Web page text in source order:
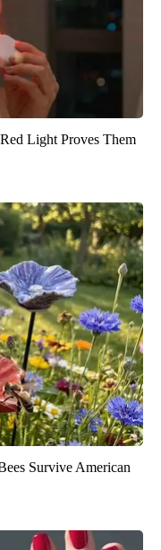
Light Proves Them
Survive American